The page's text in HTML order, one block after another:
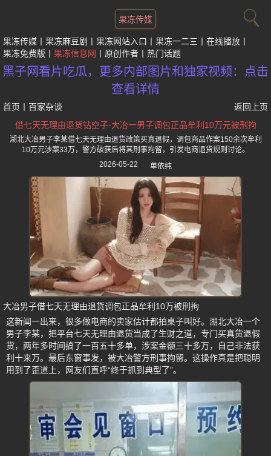
果冻传媒
果冻传媒 果冻麻豆剧 果冻网站入口 果冻一二三
在线播放
果冻免费版
果冻信息网 原创作者 热门话题
黑子网看片吃瓜，更多内部图片和独家视频：点击
查看详情
首页 百家杂谈
返回上页
借七天无理由退货钻空子-大冶一男子调包正品牟利10万元被刑拘
湖北大冶男子李某借七天无理由退货政策买真退假，调包商品作案150余次牟利
10万元涉案33万，警方破获后将其刑事拘留，引发电商退货规则讨论。
2026-05-22
单依纯
大冶男子借七天无理由退货调包正品牟利10万被刑拘
这新闻一出来，很多做电商的卖家估计都拍桌子叫好。湖北大冶一个
男子李某，把平台七天无理由退货当成了生财之道，专门买真货退假
货，两年多时间搞了一百五十多单，涉案金额三十多万，自己非法获
利十来万。最后东窗事发，被大冶警方刑事拘留。这操作真是把聪明
用到了歪道上，网友们直呼“终于抓到典型了”。